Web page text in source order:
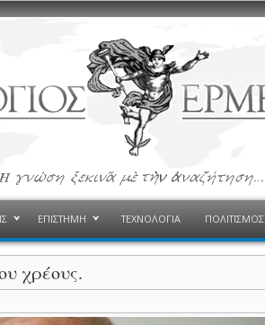
ΕΠΙΣΤΗΜΗ ΤΕΧΝΟΛΟΓΙΑ ΠΟΛΙΤΙΣΜΟΣ
χρέους.